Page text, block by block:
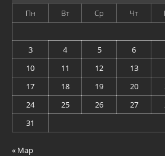
Пн Вт Ср Чт
3
4 5 6
10
11 12 13
17
18 19 20
24
25 26 27
31
« Мар